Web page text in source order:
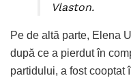
Vlaston.
Pe de altă parte, Elena
după ce a pierdut în
partidului, a fost cooptat